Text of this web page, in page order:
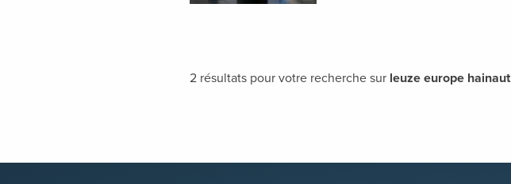
2 résultats pour votre recherche sur leuze europe hainaut